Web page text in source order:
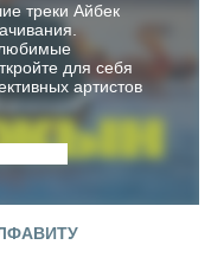
треки Айбек
любимые
для себя
артистов